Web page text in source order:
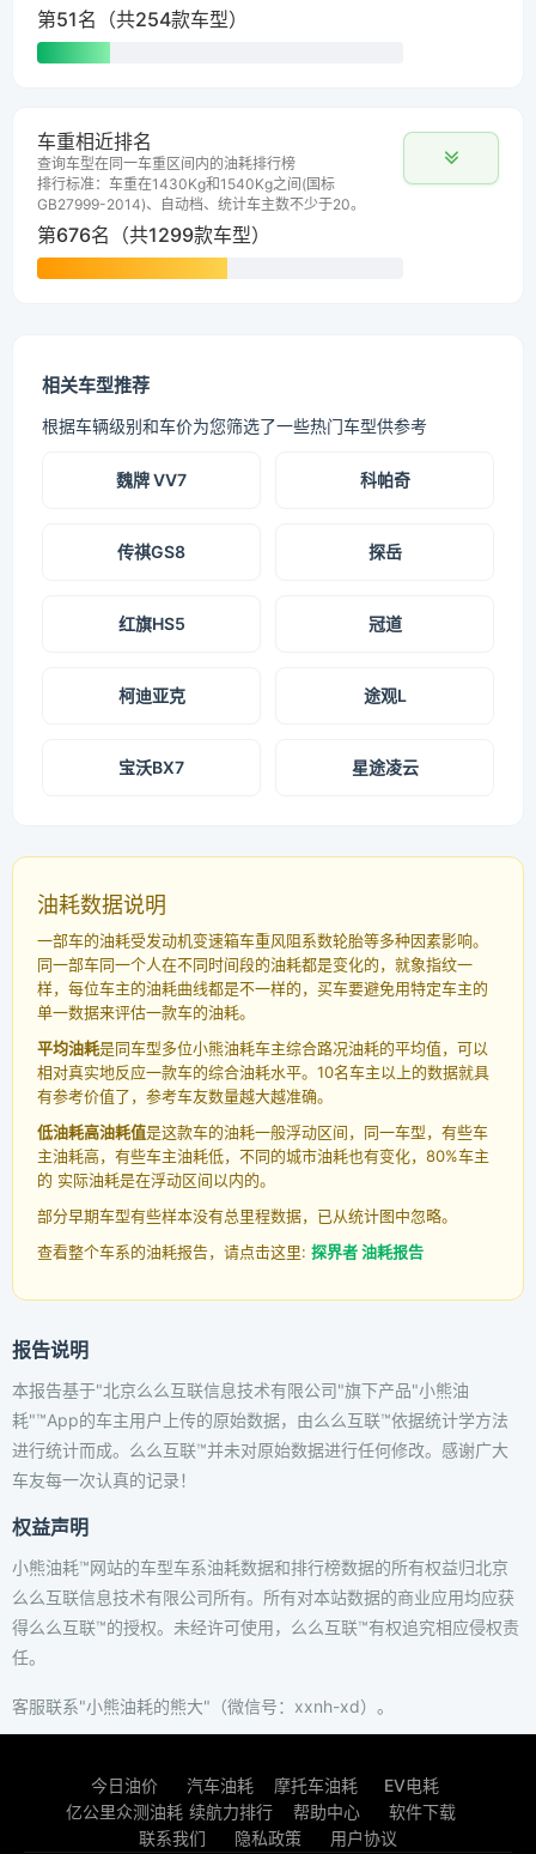
第51名（共254款车型）
车重相近排名
查询车型在同一车重区间内的油耗排行榜
排行标准：车重在1430Kg和1540Kg之间(国标
GB27999-2014)、自动档、统计车主数不少于20。
第676名（共1299款车型）
相关车型推荐
根据车辆级别和车价为您筛选了一些热门车型供参考
魏牌 VV7 科帕奇
传祺GS8 探岳
红旗HS5 冠道
柯迪亚克 途观L
宝沃BX7 星途凌云
油耗数据说明
一部车的油耗受发动机变速箱车重风阻系数轮胎等多种因素影响。
同一部车同一个人在不同时间段的油耗都是变化的，就象指纹一
样，每位车主的油耗曲线都是不一样的，买车要避免用特定车主的
单一数据来评估一款车的油耗。
平均油耗是同车型多位小熊油耗车主综合路况油耗的平均值，可以
相对真实地反应一款车的综合油耗水平。10名车主以上的数据就具
有参考价值了，参考车友数量越大越准确。
低油耗高油耗值是这款车的油耗一般浮动区间，同一车型，有些车
主油耗高，有些车主油耗低，不同的城市油耗也有变化，80%车主
的 实际油耗是在浮动区间以内的。
部分早期车型有些样本没有总里程数据，已从统计图中忽略。
查看整个车系的油耗报告，请点击这里: 探界者 油耗报告
报告说明
本报告基于"北京么么互联信息技术有限公司"旗下产品"小熊油
耗"™App的车主用户上传的原始数据，由么么互联™依据统计学方法
进行统计而成。么么互联™并未对原始数据进行任何修改。感谢广大
车友每一次认真的记录！
权益声明
小熊油耗™网站的车型车系油耗数据和排行榜数据的所有权益归北京
么么互联信息技术有限公司所有。所有对本站数据的商业应用均应获
得么么互联™的授权。未经许可使用，么么互联™有权追究相应侵权责
任。
客服联系"小熊油耗的熊大"（微信号：xxnh-xd）。
今日油价 汽车油耗 摩托车油耗
EV电耗
亿公里众测油耗 续航力排行 帮助中心
软件下载
联系我们
隐私政策 用户协议